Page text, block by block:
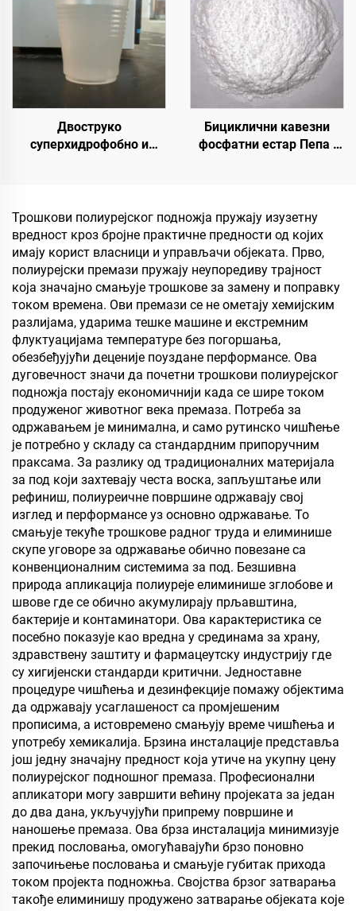
резервоар за уље,
складиште житарица,
транспорт и спољне
објекте, и апликације за
животне стилове
Двоструко
суперхидрофобно и
премазима или у другим
сценаријама који
захтевају хидрофобна и
олеофобна својства
Бициклични кавезни
фосфатни естар Пепа |
ЕВА материјала
Трошкови полиурејског подножја пружају изузетну
вредност кроз бројне практичне предности од којих
имају корист власници и управљачи објеката. Прво,
полиурејски премази пружају неупоредиву трајност
која значајно смањује трошкове за замену и поправку
током времена. Ови премази се не ометају хемијским
разлијама, ударима тешке машине и екстремним
флуктуацијама температуре без погоршања,
обезбеђујући деценије поуздане перформансе. Ова
дуговечност значи да почетни трошкови полиурејског
подножја постају економичнији када се шире током
продуженог животног века премаза. Потреба за
одржавањем је минимална, и само рутинско чишћење
је потребно у складу са стандардним припоручним
праксама. За разлику од традиционалних материјала
за под који захтевају честа воска, запљуштање или
рефиниш, полиуреичне површине одржавају свој
изглед и перформансе уз основно одржавање. То
смањује текуће трошкове радног труда и елиминише
скупе уговоре за одржавање обично повезане са
конвенционалним системима за под. Безшивна
природа апликација полиуреје елиминише зглобове и
швове где се обично акумулирају прљавштина,
бактерије и контаминатори. Ова карактеристика се
посебно показује као вредна у срединама за храну,
здравствену заштиту и фармацеутску индустрију где
су хигијенски стандарди критични. Једноставне
процедуре чишћења и дезинфекције помажу објектима
да одржавају усаглашеност са промјешеним
прописима, а истовремено смањују време чишћења и
употребу хемикалија. Брзина инсталације представља
још једну значајну предност која утиче на укупну цену
полиурејског подношног премаза. Професионални
апликатори могу завршити већину пројеката за један
до два дана, укључујући припрему површине и
наношење премаза. Ова брза инсталација минимизује
прекид пословања, омогућавајући брзо поновно
започињење пословања и смањује губитак прихода
током пројекта подножња. Својства брзог затварања
такође елиминишу продужено затварање објеката које